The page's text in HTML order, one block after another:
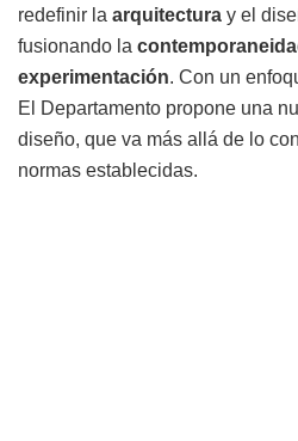
redefinir la arquitectura y el
fusionando la
experimentación. Con un
El Departamento propone una
diseño, que va más allá de lo
normas establecidas.